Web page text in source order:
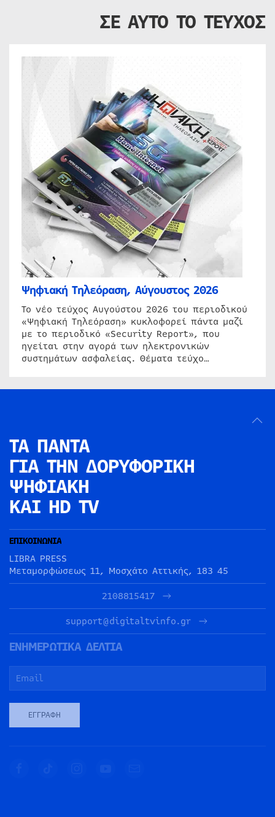
ΣΕ ΑΥΤΟ ΤΟ ΤΕΥΧΟΣ
Ψηφιακή Τηλεόραση, Αύγουστος 2026
Το νέο τεύχος Αυγούστου 2026 του περιοδικού
«Ψηφιακή Τηλεόραση» κυκλοφορεί πάντα μαζί
με το περιοδικό «Security Report», που
ηγείται στην αγορά των ηλεκτρονικών
συστημάτων ασφαλείας. Θέματα τεύχο…
ΤΑ ΠΑΝΤΑ
ΓΙΑ ΤΗΝ ΔΟΡΥΦΟΡΙΚΗ
ΨΗΦΙΑΚΗ
ΚΑΙ HD TV
ΕΠΙΚΟΙΝΩΝΙΑ
LIBRA PRESS
Μεταμορφώσεως 11, Μοσχάτο Αττικής, 183 45
2108815417
support@digitaltvinfo.gr
ΕΝΗΜΕΡΩΤΙΚΑ ΔΕΛΤΙΑ
ΕΓΓΡΑΦΉ